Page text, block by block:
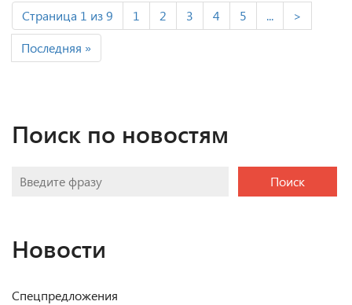
Страница 1 из 9 1 2 3 4 5 ...
>
Последняя »
Поиск по новостям
Поиск
Новости
Спецпредложения